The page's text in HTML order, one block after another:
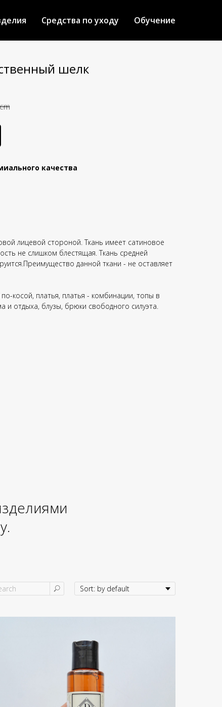
Средства по уходу Обучение
шелк
качества
лицевой стороной. Ткань имеет сатиновое
не слишком блестящая. Ткань средней
данной ткани - не оставляет
косой, платья, платья - комбинации, топы в
и отдыха, блузы, брюки свободного силуэта.